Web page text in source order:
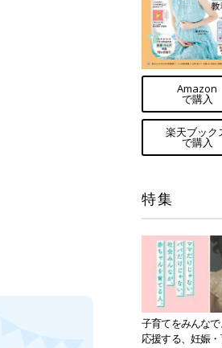
Amazon
で購入
楽天ブック
で購入
特集
子育てをみんな
応援する、妊娠